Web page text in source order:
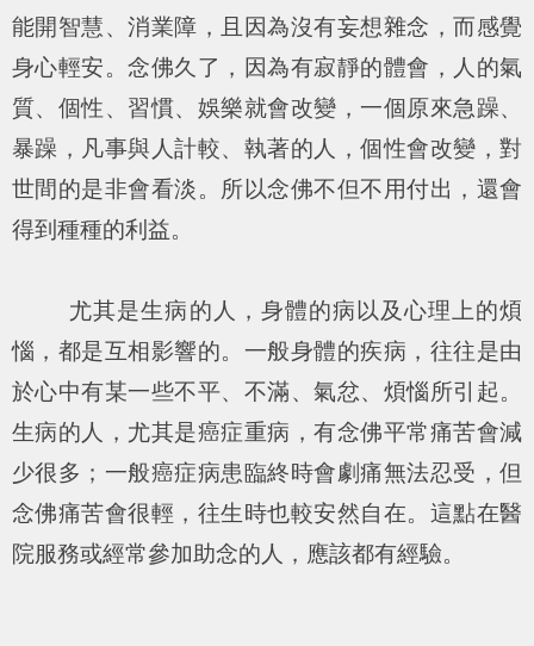
能開智慧、消業障，且因為沒有妄想雜念，而感覺
身心輕安。念佛久了，因為有寂靜的體會，人的氣
質、個性、習慣、娛樂就會改變，一個原來急躁、
暴躁，凡事與人計較、執著的人，個性會改變，對
世間的是非會看淡。所以念佛不但不用付出，還會
得到種種的利益。
尤其是生病的人，身體的病以及心理上的煩
惱，都是互相影響的。一般身體的疾病，往往是由
於心中有某一些不平、不滿、氣忿、煩惱所引起。
生病的人，尤其是癌症重病，有念佛平常痛苦會減
少很多；一般癌症病患臨終時會劇痛無法忍受，但
念佛痛苦會很輕，往生時也較安然自在。這點在醫
院服務或經常參加助念的人，應該都有經驗。